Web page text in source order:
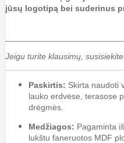
jūsų logotipą bei suderinus
Jeigu turite klausimų,
Paskirtis: Skirta naudoti
lauko erdvėse, terasose
drėgmės.
Medžiagos: Pagaminta
lukštu faneruotos MDF